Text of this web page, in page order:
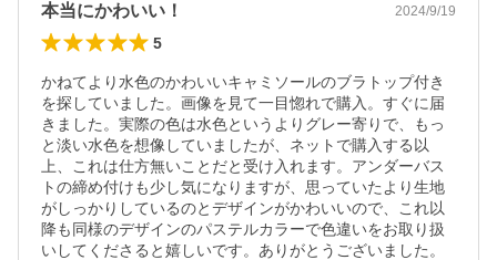
本当にかわいい！ 2024/9/19
5
かねてより水色のかわいいキャミソールのブラトップ付き
を探していました。画像を見て一目惚れで購入。すぐに届
きました。実際の色は水色というよりグレー寄りで、もっ
と淡い水色を想像していましたが、ネットで購入する以
上、これは仕方無いことだと受け入れます。アンダーバス
トの締め付けも少し気になりますが、思っていたより生地
がしっかりしているのとデザインがかわいいので、これ以
降も同様のデザインのパステルカラーで色違いをお取り扱
いしてくださると嬉しいです。ありがとうございました。